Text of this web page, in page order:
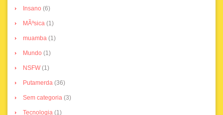
Insano (6)
MÃºsica (1)
muamba (1)
Mundo (1)
NSFW(1)
Putamerda (36)
Sem categoria (3)
Tecnologia (1)